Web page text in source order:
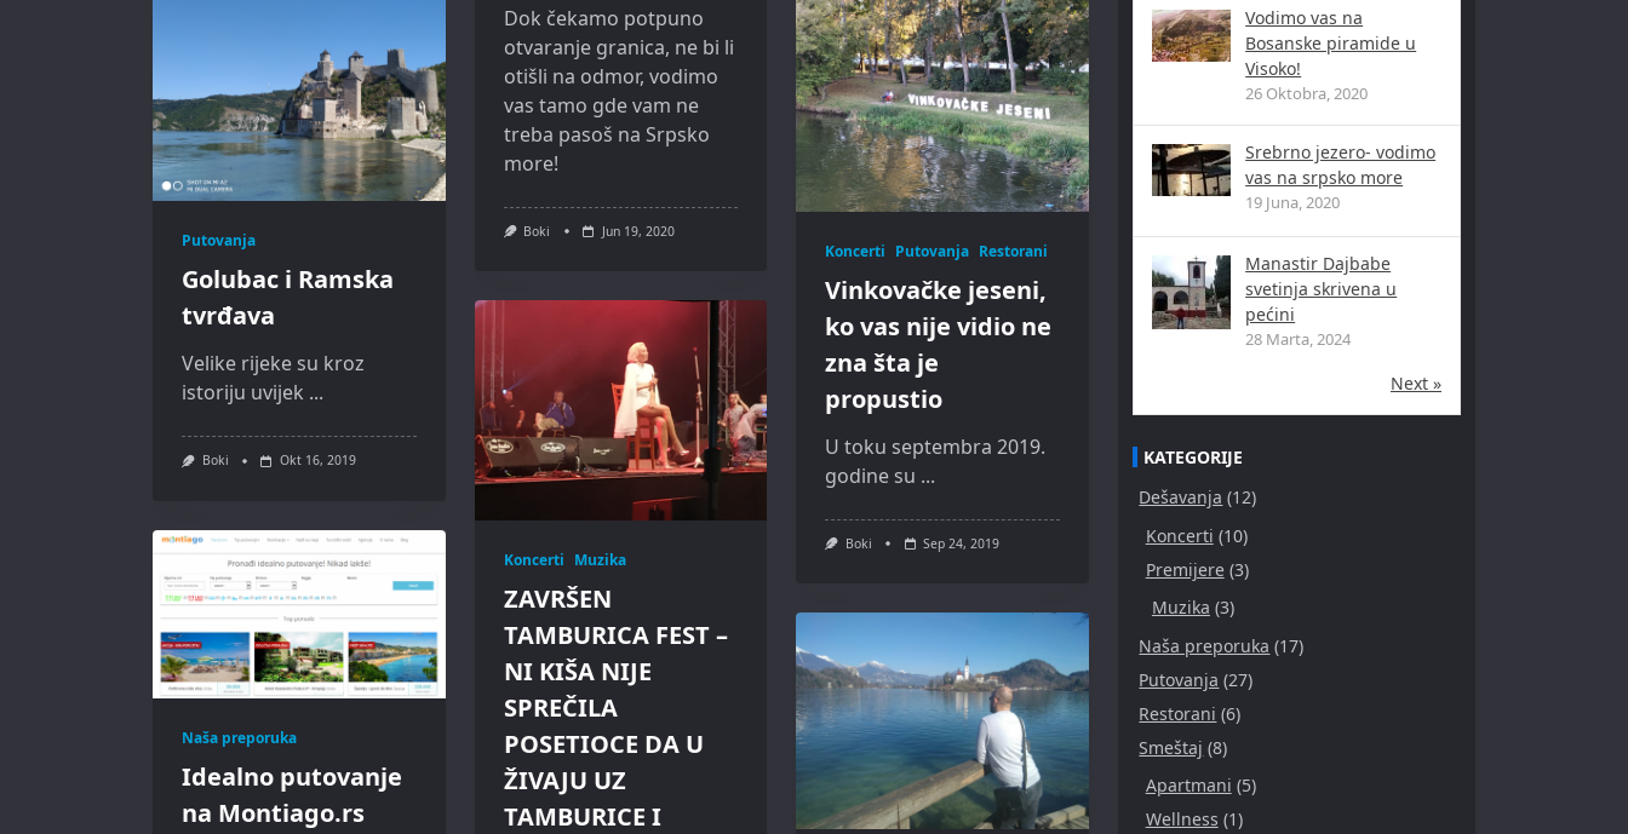
Dok čekamo potpuno
otvaranje granica, ne bi li
otišli na odmor, vodimo
vas tamo gde vam ne
treba pasoš na Srpsko
more!
Boki Jun 19, 2020
Putovanja
Golubac i Ramska
tvrđava
Velike rijeke su kroz
istoriju uvijek ...
Boki Okt 16, 2019
Koncerti Putovanja Restorani
Vinkovačke jeseni,
ko vas nije vidio ne
zna šta je
propustio
U toku septembra 2019.
godine su ...
Boki Sep 24, 2019
Koncerti Muzika
ZAVRŠEN
TAMBURICA FEST –
NI KIŠA NIJE
SPREČILA
POSETIOCE DA U
ŽIVAJU UZ
TAMBURICE I
Naša preporuka
Idealno putovanje
na Montiago.rs
Vodimo vas na
Bosanske piramide u
Visoko!
26 Oktobra, 2020
Srebrno jezero- vodimo
vas na srpsko more
19 Juna, 2020
Manastir Dajbabe
svetinja skrivena u
pećini
28 Marta, 2024
Next »
KATEGORIJE
Dešavanja (12)
Koncerti (10)
Premijere(3)
Muzika (3)
Naša preporuka (17)
Putovanja (27)
Restorani (6)
Smeštaj (8)
Apartmani (5)
Wellness (1)